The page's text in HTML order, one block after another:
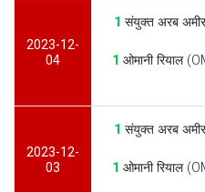
2023-12-
04
1 संयुक्त अरब
1 ओमानी रियाल
2023-12-
03
1 संयुक्त अरब
1 ओमानी रियाल